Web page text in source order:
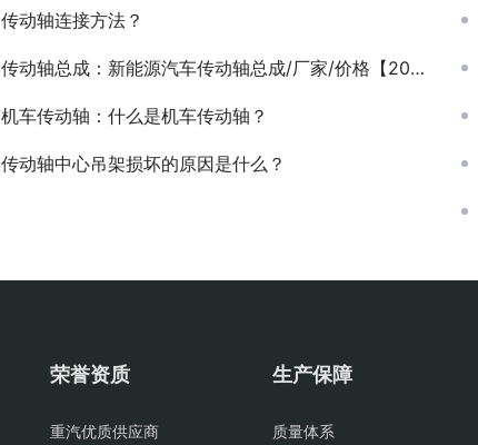
传动轴连接方法？
传动轴总成：新能源汽车传动轴总成/厂家/价格【2019】
机车传动轴：什么是机车传动轴？
传动轴中心吊架损坏的原因是什么？
荣誉资质
重汽优质供应商
生产保障
质量体系